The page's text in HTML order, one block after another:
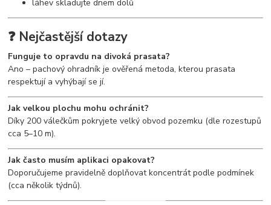
láhev skladujte dnem dolů
❓ Nejčastější dotazy
Funguje to opravdu na divoká prasata?
Ano – pachový ohradník je ověřená metoda, kterou prasata
respektují a vyhýbají se jí.
Jak velkou plochu mohu ochránit?
Díky 200 válečkům pokryjete velký obvod pozemku (dle rozestupů
cca 5–10 m).
Jak často musím aplikaci opakovat?
Doporučujeme pravidelně doplňovat koncentrát podle podmínek
(cca několik týdnů).